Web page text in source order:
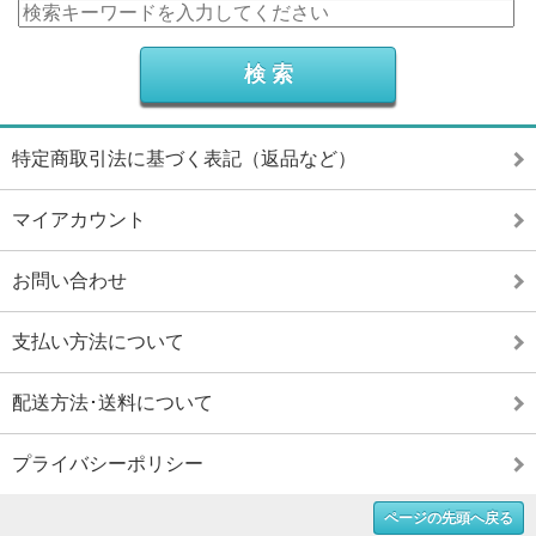
特定商取引法に基づく表記（返品など）
マイアカウント
お問い合わせ
支払い方法について
配送方法･送料について
プライバシーポリシー
ページの先頭へ戻る